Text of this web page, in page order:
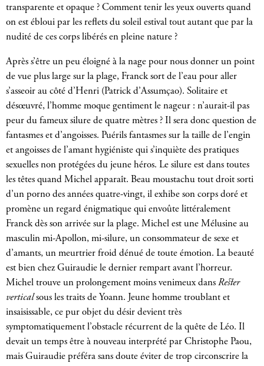
transparente et opaque ? Comment tenir les yeux ouverts quand
on est ébloui par les reflets du soleil estival tout autant que par la
nudité de ces corps libérés en pleine nature ?
Après s’être un peu éloigné à la nage pour nous donner un point
de vue plus large sur la plage, Franck sort de l’eau pour aller
s’asseoir au côté d’Henri (Patrick d’Assumçao). Solitaire et
désœuvré, l’homme moque gentiment le nageur : n’aurait-il pas
peur du fameux silure de quatre mètres ? Il sera donc question de
fantasmes et d’angoisses. Puérils fantasmes sur la taille de l’engin
et angoisses de l’amant hygiéniste qui s’inquiète des pratiques
sexuelles non protégées du jeune héros. Le silure est dans toutes
les têtes quand Michel apparaît. Beau moustachu tout droit sorti
d’un porno des années quatre-vingt, il exhibe son corps doré et
promène un regard énigmatique qui envoûte littéralement
Franck dès son arrivée sur la plage. Michel est une Mélusine au
masculin mi-Apollon, mi-silure, un consommateur de sexe et
d’amants, un meurtrier froid dénué de toute émotion. La beauté
est bien chez Guiraudie le dernier rempart avant l’horreur.
Michel trouve un prolongement moins venimeux dans Rester
verticalsous les traits de Yoann. Jeune homme troublant et
insaisissable, ce pur objet du désir devient très
symptomatiquement l’obstacle récurrent de la quête de Léo. Il
devait un temps être à nouveau interprété par Christophe Paou,
mais Guiraudie préféra sans doute éviter de trop circonscrire la